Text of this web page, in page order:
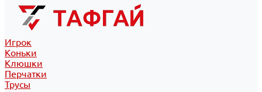
Игрок
Коньки
Клюшки
Перчатки
Трусы